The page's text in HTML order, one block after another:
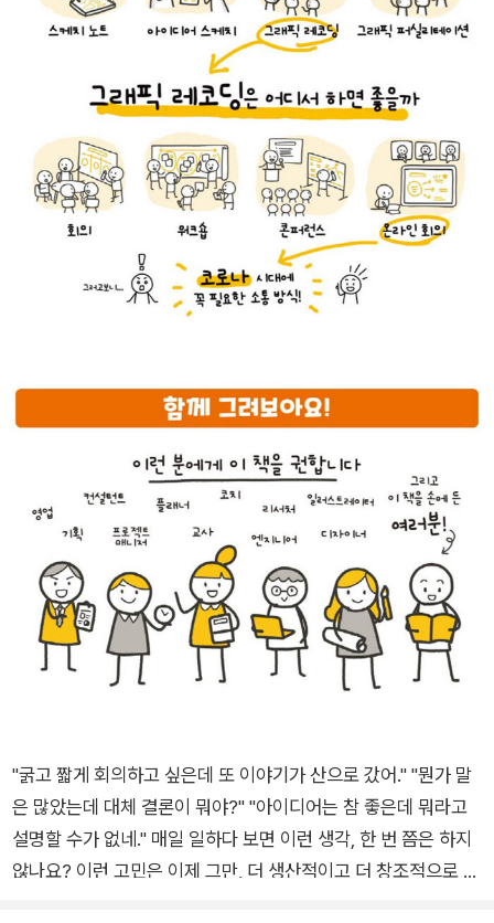
"굵고 짧게 회의하고 싶은데 또 이야기가 산으로 갔어." "뭔가 말
은 많았는데 대체 결론이 뭐야?" "아이디어는 참 좋은데 뭐라고
설명할 수가 없네." 매일 일하다 보면 이런 생각, 한 번 쯤은 하지
않나요? 이런 고민은 이제 그만, 더 생산적이고 더 창조적으로 일